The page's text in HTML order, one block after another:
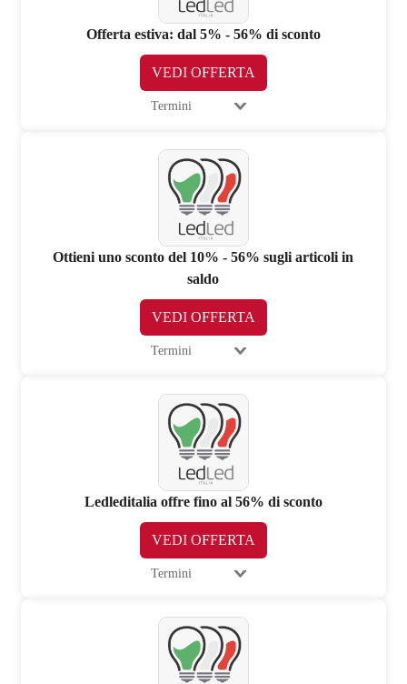
Offerta estiva: dal 5% - 56% di sconto
VEDI OFFERTA
Termini
Ottieni uno sconto del 10% - 56% sugli articoli in
saldo
VEDI OFFERTA
Termini
Ledleditalia offre fino al 56% di sconto
VEDI OFFERTA
Termini